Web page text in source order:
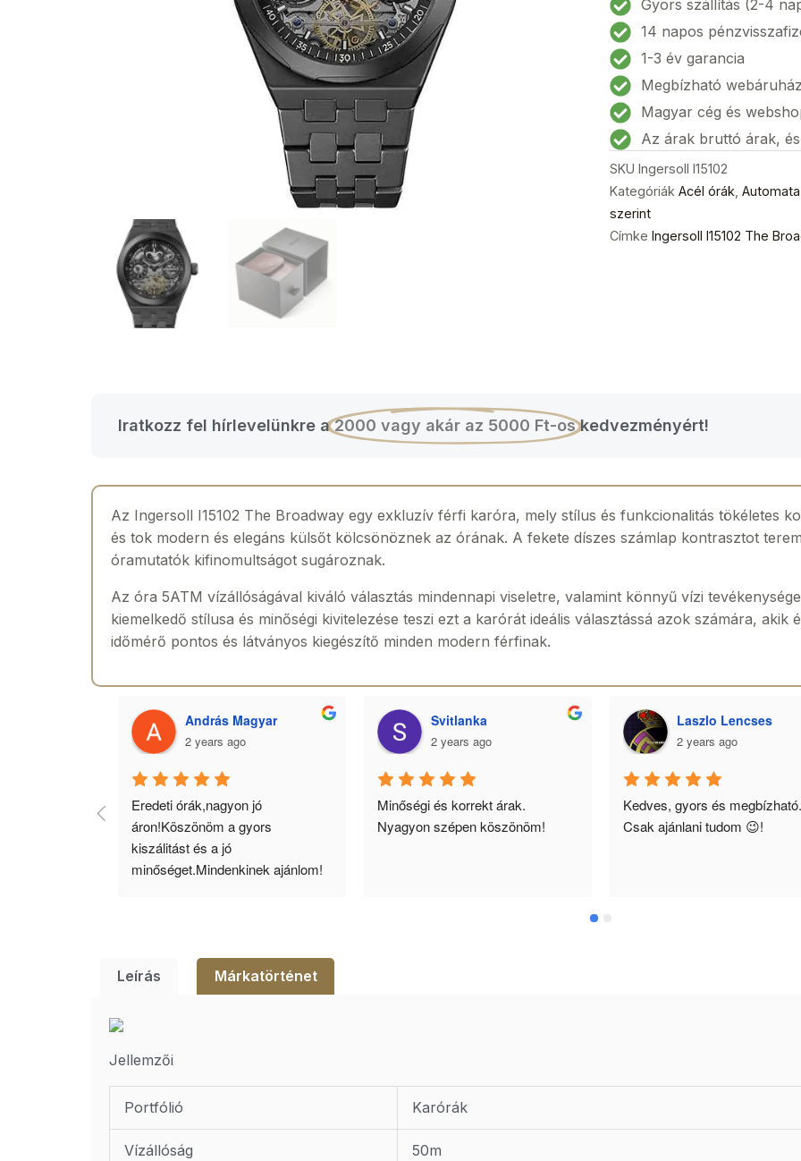
Férfi
karóra
43
mm
5ATM
mennyiség
Gyors szállítás (2-4
14 napos
1-3 év garancia
Megbízható webáruház
Magyar cég és
Az árak bruttó árak,
SKU Ingersoll I15102
Kategóriák Acél órák
szerint
Címke Ingersoll I15102 The
Iratkozz fel hírlevelünkre a2000 vagy akár az 5000 Ft-os kedvezményért!
Az Ingersoll I15102 The Broadway egy exkluzív férfi karóra, mely stílus és funkcionalitás tökéletes
és tok modern és elegáns külsőt kölcsönöznek az órának. A fekete díszes számlap kontrasztot
óramutatók kifinomultságot sugároznak.
Az óra 5ATM vízállóságával kiváló választás mindennapi viseletre, valamint könnyű vízi
kiemelkedő stílusa és minőségi kivitelezése teszi ezt a karórát ideális választássá azok számára, akik
időmérő pontos és látványos kiegészítő minden modern férfinak.
András Magyar
2 years ago
Eredeti órák,nagyon jó
áron!Köszönöm a gyors
kiszálitást és a jó
minőséget.Mindenkinek ajánlom!
Svitlanka
2 years ago
Minőségi és korrekt árak.
Nyagyon szépen köszönöm!
Laszlo Lencses
2 years ago
Kedves, gyors és megbízható.
Csak ajánlani tudom 😉!
Leírás Márkatörténet
Jellemzői
Portfólió Karórák
Vízállóság 50m